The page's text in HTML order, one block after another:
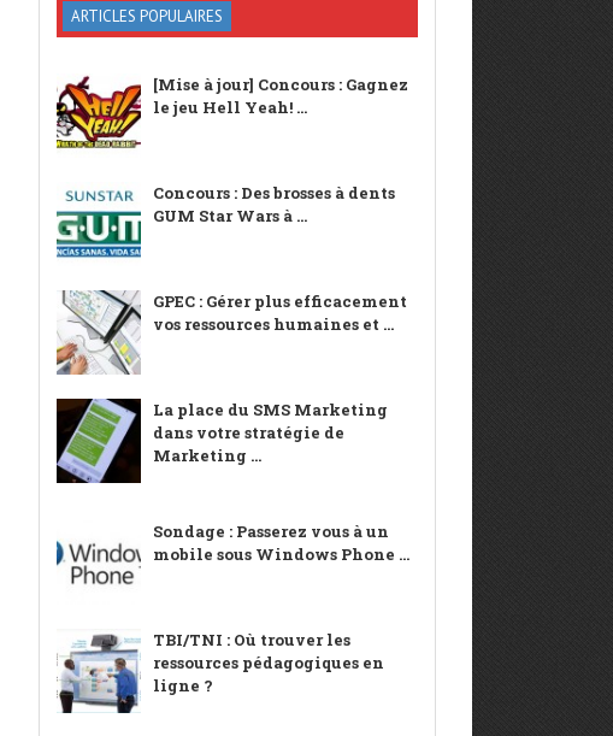
ARTICLES POPULAIRES
[Mise à jour] Concours : Gagnez
le jeu Hell Yeah! ...
Concours : Des brosses à dents
GUM Star Wars à ...
GPEC : Gérer plus efficacement
vos ressources humaines et ...
La place du SMS Marketing
dans votre stratégie de
Marketing ...
Sondage : Passerez vous à un
mobile sous Windows Phone ...
TBI/TNI : Où trouver les
ressources pédagogiques en
ligne ?